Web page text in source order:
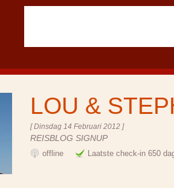
LOU &
[ Dinsdag 14 Februari 2012 ]
REISBLOG SIGNUP
offline Laatste check-in 650